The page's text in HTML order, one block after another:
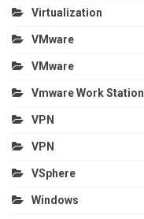
Virtualization
VMware
VMware
Vmware Work Station
VPN
VPN
VSphere
Windows